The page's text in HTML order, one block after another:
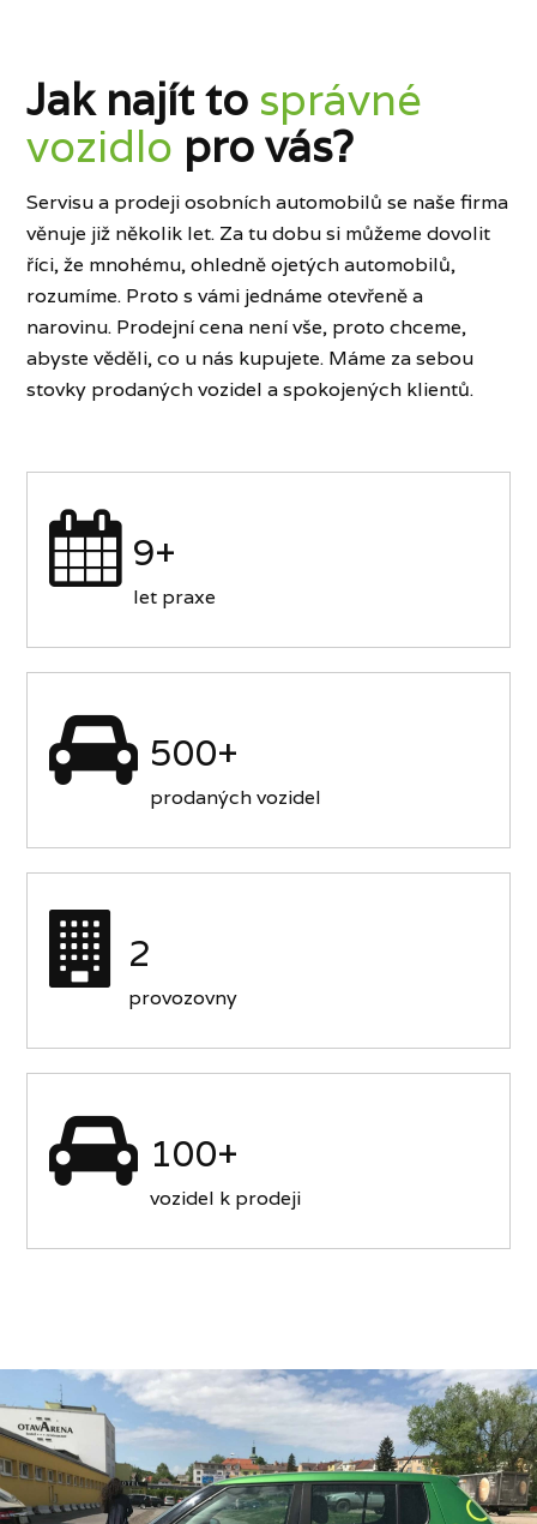
Jak najít to správné
vozidlo pro vás?
Servisu a prodeji osobních automobilů se naše firma
věnuje již několik let. Za tu dobu si můžeme dovolit
říci, že mnohému, ohledně ojetých automobilů,
rozumíme. Proto s vámi jednáme otevřeně a
narovinu. Prodejní cena není vše, proto chceme,
abyste věděli, co u nás kupujete. Máme za sebou
stovky prodaných vozidel a spokojených klientů.
9+
let praxe
500+
prodaných vozidel
2
provozovny
100+
vozidel k prodeji